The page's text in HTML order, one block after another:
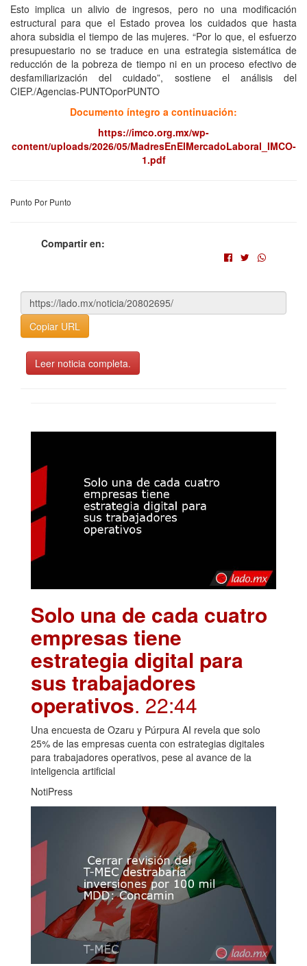
Esto implica un alivio de ingresos, pero no una modificación
estructural para que el Estado provea los cuidados que hasta
ahora subsidia el tiempo de las mujeres. “Por lo que, el esfuerzo
presupuestario no se traduce en una estrategia sistemática de
reducción de la pobreza de tiempo ni en un proceso efectivo de
desfamiliarización del cuidado”, sostiene el análisis del
CIEP./Agencias-PUNTOporPUNTO
Documento íntegro a continuación:
https://imco.org.mx/wp-
content/uploads/2026/05/MadresEnElMercadoLaboral_IMCO-
1.pdf
Punto Por Punto
Compartir en:
Copiar URL
Leer noticia completa.
Solo una de cada cuatro
empresas tiene
estrategia digital para
sus trabajadores
operativos. 22:44
Una encuesta de Ozaru y Púrpura AI revela que solo
25% de las empresas cuenta con estrategias digitales
para trabajadores operativos, pese al avance de la
inteligencia artificial
NotiPress